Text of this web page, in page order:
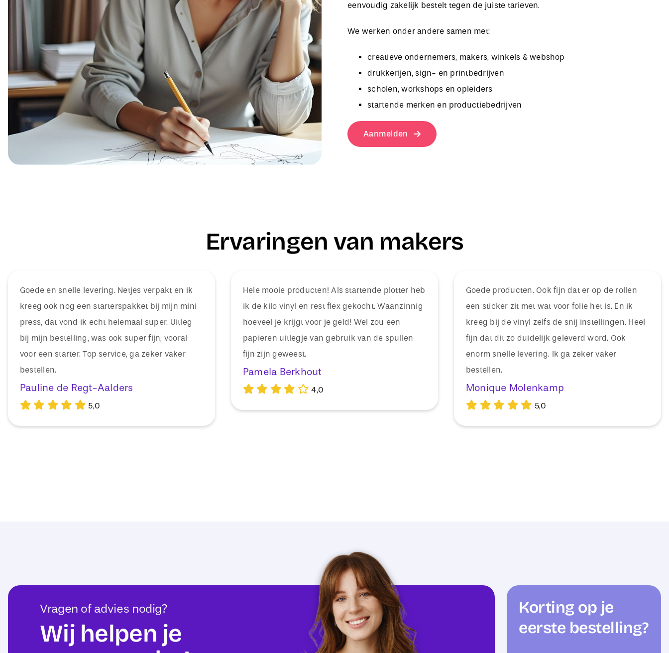
eenvoudig zakelijk bestelt tegen de juiste tarieven.
We werken onder andere samen met:
creatieve ondernemers, makers, winkels & webshop
drukkerijen, sign- en printbedrijven
scholen, workshops en opleiders
startende merken en productiebedrijven
Aanmelden
Ervaringen van makers
Goede en snelle levering. Netjes verpakt en ik
kreeg ook nog een starterspakket bij mijn mini
press, dat vond ik echt helemaal super. Uitleg
bij mijn bestelling, was ook super fijn, vooral
voor een starter. Top service, ga zeker vaker
bestellen.
Pauline de Regt-Aalders
5,0
Hele mooie producten! Als startende plotter heb
ik de kilo vinyl en rest flex gekocht. Waanzinnig
hoeveel je krijgt voor je geld! Wel zou een
papieren uitlegje van gebruik van de spullen
fijn zijn geweest.
Pamela Berkhout
4,0
Goede producten. Ook fijn dat er op de rollen
een sticker zit met wat voor folie het is. En ik
kreeg bij de vinyl zelfs de snij instellingen. Heel
fijn dat dit zo duidelijk geleverd word. Ook
enorm snelle levering. Ik ga zeker vaker
bestellen.
Monique Molenkamp
5,0
Vragen of advies nodig?
Wij helpen je
Korting op je
eerste bestelling?